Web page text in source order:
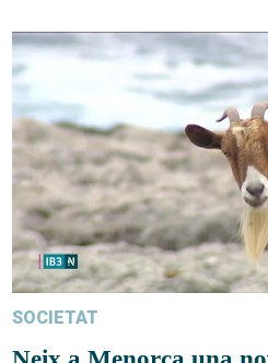
SOCIETAT